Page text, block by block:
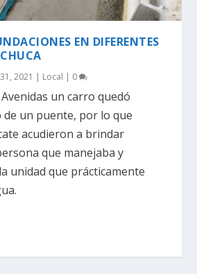
EN DIFERENTES
2021 | Local | 0
un carro quedó
un puente, por lo que
acudieron a brindar
que manejaba y
unidad que prácticamente